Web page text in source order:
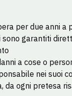
per due anni
garantiti
a cose o
nei
ogni pretesa